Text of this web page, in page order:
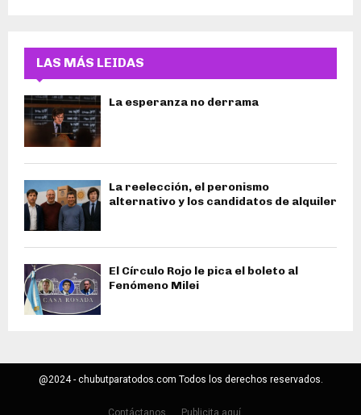
LAS MÁS LEIDAS
La esperanza no derrama
La reelección, el peronismo
alternativo y los candidatos de alquiler
El Círculo Rojo le pica el boleto al
Fenómeno Milei
@2024 - chubutparatodos.com Todos los derechos reservados.